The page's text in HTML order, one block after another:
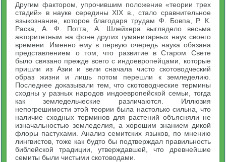
Другим фактором, упрочившим положение «теории трех
стадий» в науке середины XIX в., стало сравнительное
языкознание, которое благодаря трудам Ф. Бовпа, Р. К.
Раска, А. Ф. Потта, А. Шлейхера выглядело весьма
авторитетным на фоне других гуманитарных наук своего
времени. Именно ему в первую очередь наука обязана
представлением о том, что развитие в Старом Свете
было связано прежде всего с индоевропейцами, которые
пришли из Азии и вели сначала чисто скотоводческий
образ жизни и лишь потом перешли к земледелию.
Последнее доказывали тем, что скотоводческие термины
сходны у разных народов индоевропейской семьи, тогда
как земледельческие различаются. Иллюзия
непогрешимости этой теории была настолько сильна, что
наличие сходных терминов для растений объясняли не
изначальностью земледелия, а хорошим знанием дикой
флоры пастухами. Анализ семитских языков, по мнению
лингвистов, тоже как будто бы подтверждал правильность
библейской традиции, утверждавшей, что древнейшие
семиты были чистыми скотоводами.